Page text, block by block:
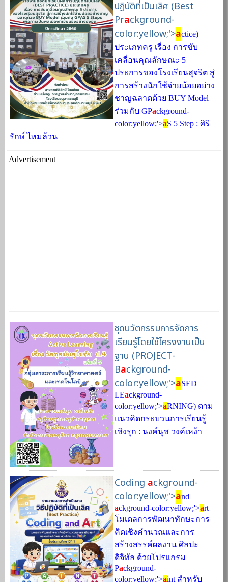
ปฏิบัติที่เป็นเลิศ (Best
Prackground-
color:yellow;'>actice)
ประเภทครู เรื่อง การขับ
เคลื่อนคุณลักษณะ 5
ประการของโรงเรียนสุจริต สู่
การสร้างนักใช้จ่ายน้อยอย่าง
ชาญฉลาดด้วย BUY Model
ร่วมกับ GPackground-
color:yellow;'>aS 5 Step : ศิริ
รักษ์ ไหมล้วน
Advertisement
ชุดนวัตกรรมการจัดการ
เรียนรู้โดยใช้โครงงานเป็น
ฐาน (PROJECT-
Background-
color:yellow;'>aSED
LEackground-
color:yellow;'>aRNING) ตาม
แนวคิดกระบวนการเรียนรู้
เชิงรุก : นงค์นุช วงค์เหง้า
Coding ackground-
color:yellow;'>and
ackground-color:yellow;'>art
โมเดลการพัฒนาทักษะการ
คิดเชิงคำนวณและการ
สร้างสรรค์ผลงาน ศิลปะ
ดิจิทัล ด้วยโปรแกรม
Packground-
color:yellow;'>aint สำหรับ